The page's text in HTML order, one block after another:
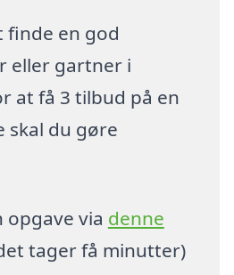
finde en god
eller gartner i
at få 3 tilbud på en
skal du gøre
opgave via denne
tager få minutter)